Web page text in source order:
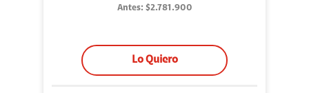
Antes: $2.781.900
Lo Quiero